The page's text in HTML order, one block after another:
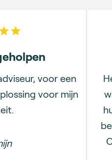
out of 5 stars
voor een
voor mijn